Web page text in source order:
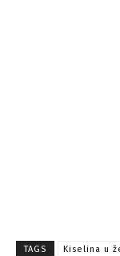
TAGS Kiselina u